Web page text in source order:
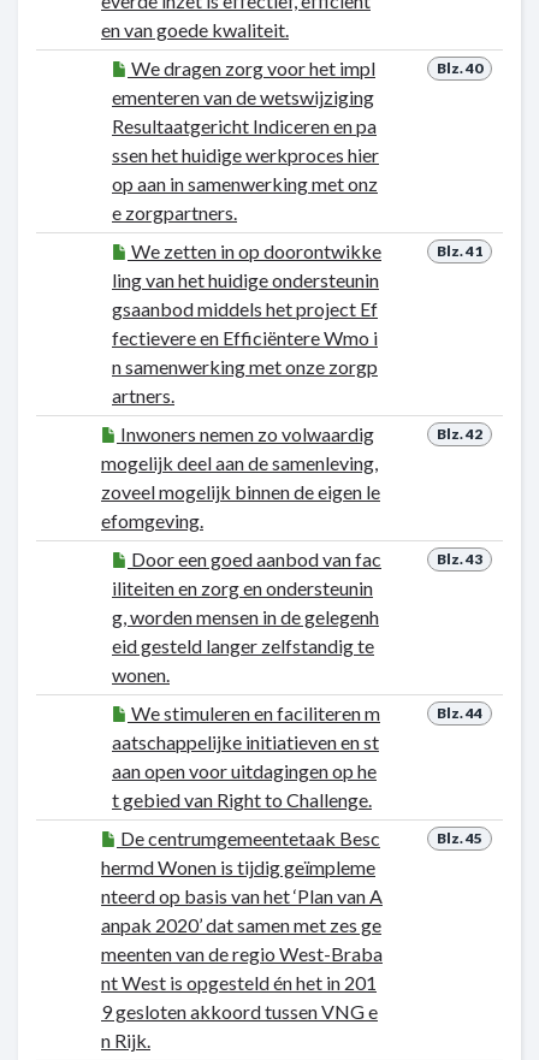
en van goede kwaliteit.
Blz. 40
We dragen zorg voor het impl
ementeren van de wetswijziging
Resultaatgericht Indiceren en pa
ssen het huidige werkproces hier
op aan in samenwerking met onz
e zorgpartners.
Blz. 41
We zetten in op doorontwikke
ling van het huidige ondersteunin
gsaanbod middels het project Ef
fectievere en Efficiëntere Wmo i
n samenwerking met onze zorgp
artners.
Blz. 42
Inwoners nemen zo volwaardig
mogelijk deel aan de samenleving,
zoveel mogelijk binnen de eigen le
efomgeving.
Blz. 43
Door een goed aanbod van fac
iliteiten en zorg en ondersteunin
g, worden mensen in de gelegenh
eid gesteld langer zelfstandig te
wonen.
Blz. 44
We stimuleren en faciliteren m
aatschappelijke initiatieven en st
aan open voor uitdagingen op he
t gebied van Right to Challenge.
Blz. 45
De centrumgemeentetaak Besc
hermd Wonen is tijdig geïmpleme
nteerd op basis van het ‘Plan van A
anpak 2020’ dat samen met zes ge
meenten van de regio West-Braba
nt West is opgesteld én het in 201
9 gesloten akkoord tussen VNG e
n Rijk.